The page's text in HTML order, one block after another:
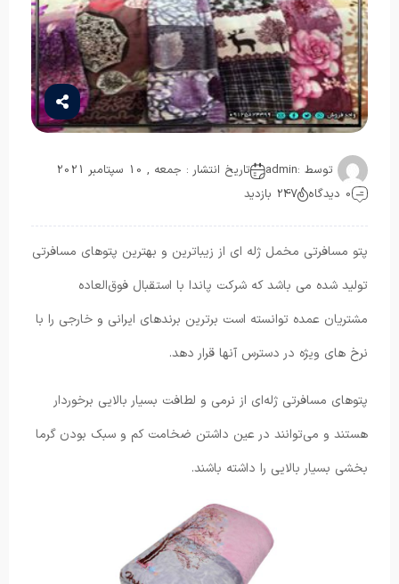
توسط :admin
تاریخ انتشار : جمعه , 10 سپتامبر 2021
0 دیدگاه
247 بازدید
پتو مسافرتی مخمل ژله ای از زیباترین و بهترین پتوهای مسافرتی
تولید شده می باشد که شرکت پاندا با استقبال فوق‌العاده
مشتریان عمده توانسته است برترین برندهای ایرانی و خارجی را با
نرخ های ویژه در دسترس آنها قرار دهد.
پتوهای مسافرتی ژله‌ای از نرمی و لطافت بسیار بالایی برخوردار
هستند و می‌توانند در عین داشتن ضخامت کم و سبک بودن گرما
بخشی بسیار بالایی را داشته باشند.